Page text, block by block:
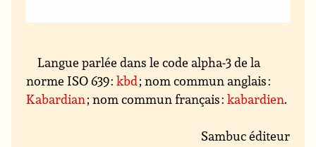
Langue parlée dans le code alpha-3 de la
norme ISO 639 :kbd; nom commun anglais :
Kabardian; nom commun français :kabardien.
Sambuc éditeur